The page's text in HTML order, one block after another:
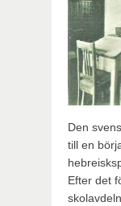
Den
till en
Efter det